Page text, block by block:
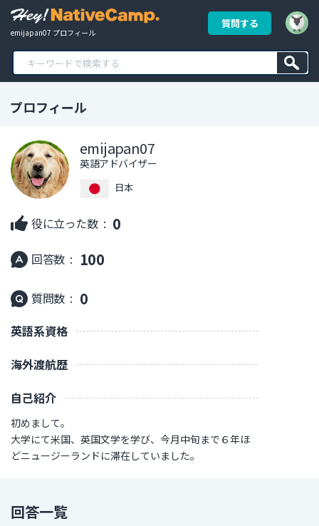
emijapan07 プロフィール
質問する
プロフィール
emijapan07
英語アドバイザー
日本
役に立った数 : 0
回答数 : 100
質問数 : 0
英語系資格
海外渡航歴
自己紹介
初めまして。
大学にて米国、英国文学を学び、今月中旬まで６年ほ
どニュージーランドに滞在していました。
回答一覧